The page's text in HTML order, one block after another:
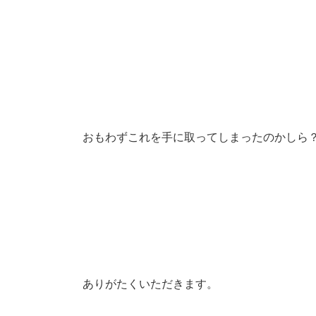
おもわずこれを手に取ってしまったのかしら
ありがたくいただきます。